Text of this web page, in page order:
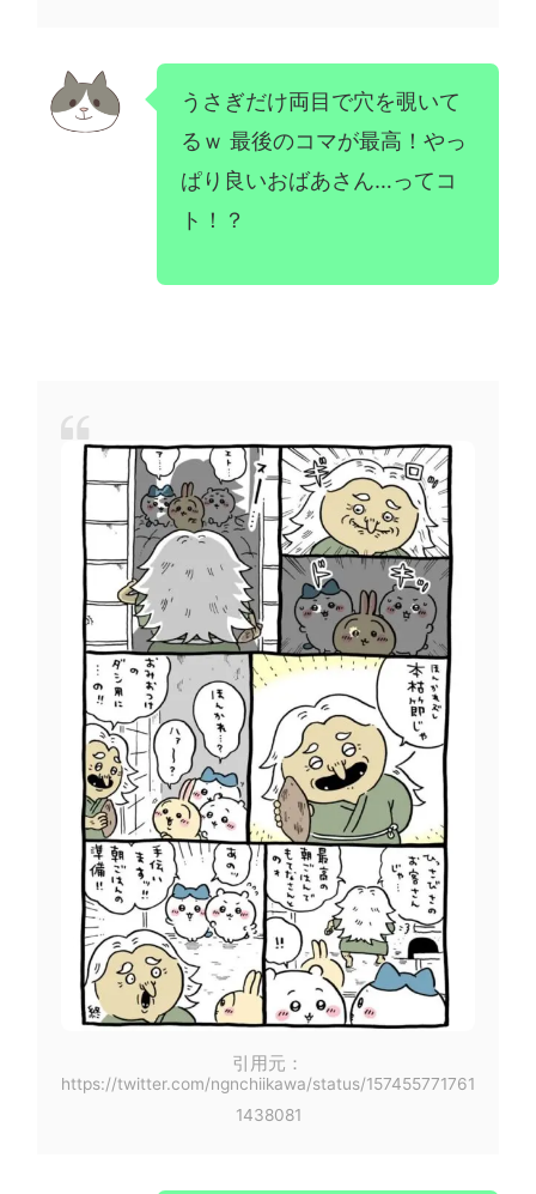
うさぎだけ両目で穴を覗いて
るｗ 最後のコマが最高！やっ
ぱり良いおばあさん…ってコ
ト！？
引用元：
https://twitter.com/ngnchiikawa/status/157455771761
1438081